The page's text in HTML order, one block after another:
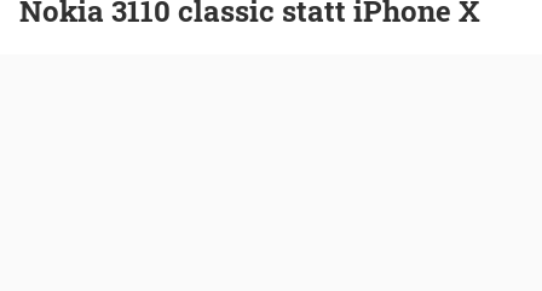
Nokia 3110 classic statt iPhone X